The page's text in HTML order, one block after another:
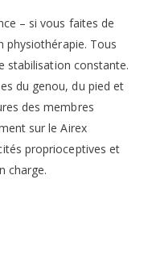
– si vous faites de
physiothérapie. Tous
stabilisation constante.
du genou, du pied et
des membres
sur le Airex
proprioceptives et
charge.